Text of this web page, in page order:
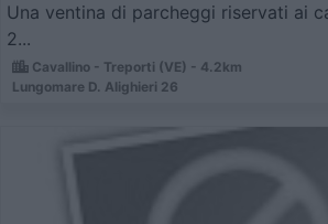
Una ventina di parcheggi riservati ai
2...
Cavallino - Treporti (VE) - 4.2km
Lungomare D. Alighieri 26